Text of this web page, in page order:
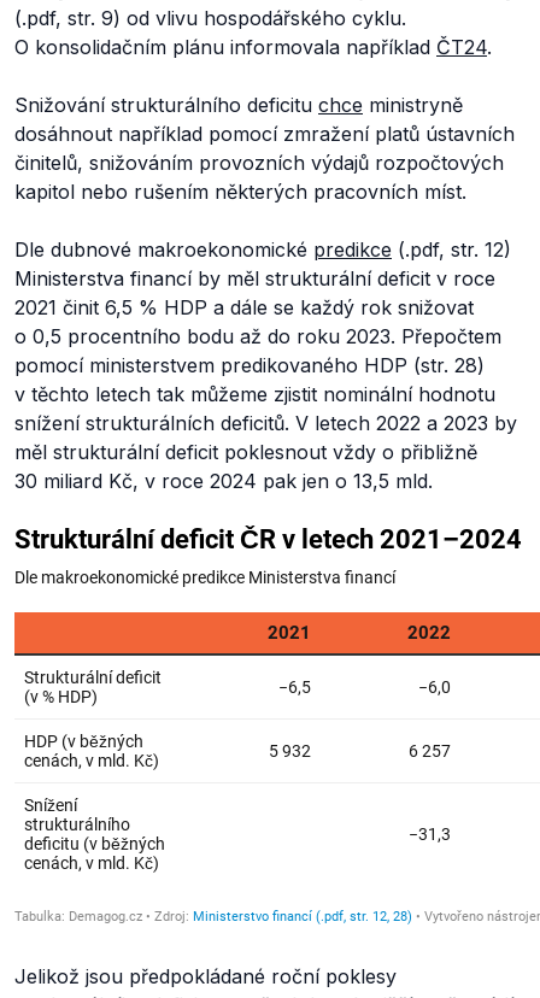
(.pdf, str. 9) od vlivu hospodářského cyklu.
O konsolidačním plánu informovala například ČT24.
Snižování strukturálního deficitu chce ministryně
dosáhnout například pomocí zmražení platů ústavních
činitelů, snižováním provozních výdajů rozpočtových
kapitol nebo rušením některých pracovních míst.
Dle dubnové makroekonomické predikce (.pdf, str. 12)
Ministerstva financí by měl strukturální deficit v roce
2021 činit 6,5 % HDP a dále se každý rok snižovat
o 0,5 procentního bodu až do roku 2023. Přepočtem
pomocí ministerstvem predikovaného HDP (str. 28)
v těchto letech tak můžeme zjistit nominální hodnotu
snížení strukturálních deficitů. V letech 2022 a 2023 by
měl strukturální deficit poklesnout vždy o přibližně
30 miliard Kč, v roce 2024 pak jen o 13,5 mld.
Jelikož jsou předpokládané roční poklesy